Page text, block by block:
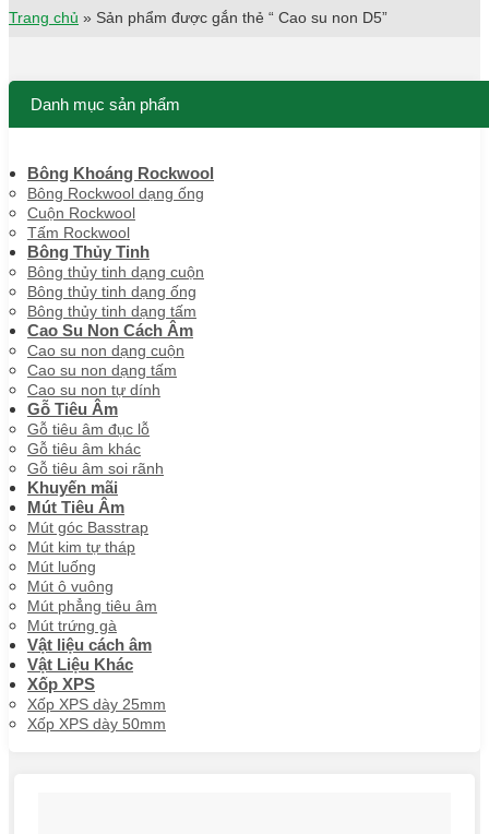
Trang chủ » Sản phẩm được gắn thẻ “ Cao su non D5”
Danh mục sản phẩm
Bông Khoáng Rockwool
Bông Rockwool dạng ống
Cuộn Rockwool
Tấm Rockwool
Bông Thủy Tinh
Bông thủy tinh dạng cuộn
Bông thủy tinh dạng ống
Bông thủy tinh dạng tấm
Cao Su Non Cách Âm
Cao su non dạng cuộn
Cao su non dạng tấm
Cao su non tự dính
Gỗ Tiêu Âm
Gỗ tiêu âm đục lỗ
Gỗ tiêu âm khác
Gỗ tiêu âm soi rãnh
Khuyến mãi
Mút Tiêu Âm
Mút góc Basstrap
Mút kim tự tháp
Mút luống
Mút ô vuông
Mút phẳng tiêu âm
Mút trứng gà
Vật liệu cách âm
Vật Liệu Khác
Xốp XPS
Xốp XPS dày 25mm
Xốp XPS dày 50mm